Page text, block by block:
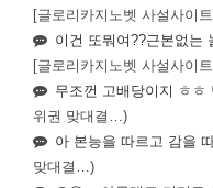
[글로리카지노벳 사설사이
이건 또뭐여??근본없는
[글로리카지노벳 사설사이
무조껀 고배당이지 ㅎㅎ
위권 맞대결…)
아 본능을 따르고 감을
맞대결…)